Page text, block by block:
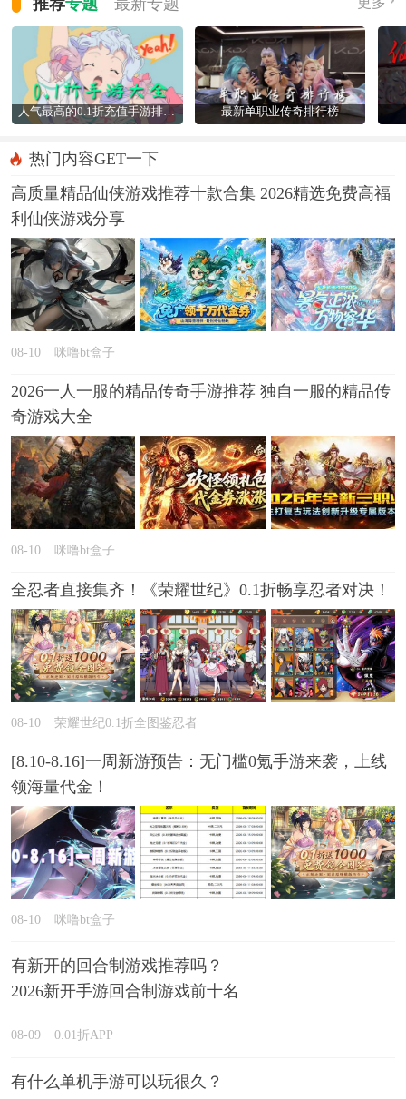
人气最高的0.1折充值手游排行榜 最新单职业传奇排行榜
热门内容GET一下
高质量精品仙侠游戏推荐十款合集 2026精选免费高福
利仙侠游戏分享
08-10 咪噜bt盒子
2026一人一服的精品传奇手游推荐 独自一服的精品传
奇游戏大全
08-10 咪噜bt盒子
全忍者直接集齐！《荣耀世纪》0.1折畅享忍者对决！
08-10 荣耀世纪0.1折全图鉴忍者
[8.10-8.16]一周新游预告：无门槛0氪手游来袭，上线
领海量代金！
08-10 咪噜bt盒子
有新开的回合制游戏推荐吗？
2026新开手游回合制游戏前十名
08-09 0.01折APP
有什么单机手游可以玩很久？